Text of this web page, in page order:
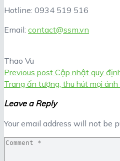
Hotline: 0934 519 516
Email: contact@ssm.vn
Thao Vu
Previous post Cập nhật quy
Trang ấn tượng, thu hút mọi ánh
Leave a Reply
Your email address will not be